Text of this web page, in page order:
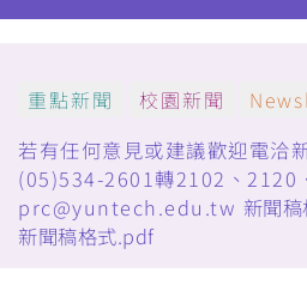
重點新聞 校園新聞
若有任何意見或建議歡迎電洽
(05)534-2601轉2102、2120．
prc@yuntech.edu.tw 新聞
新聞稿格式.pdf